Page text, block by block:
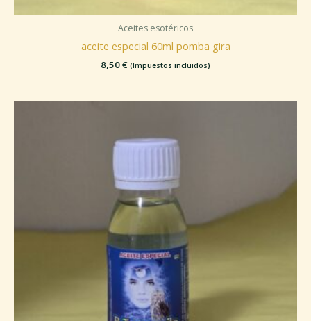
Aceites esotéricos
aceite especial 60ml pomba gira
8,50€ (Impuestos incluidos)